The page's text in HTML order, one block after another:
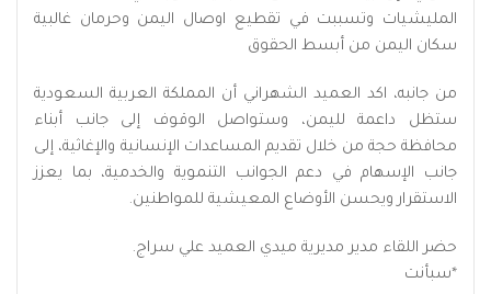
المليشيات وتسببت في تقطيع اوصال اليمن وحرمان غالبية
سكان اليمن من أبسط الحقوق
من جانبه، اكد العميد الشهراني أن المملكة العربية السعودية
ستظل داعمة لليمن، وستواصل الوقوف إلى جانب أبناء
محافظة حجة من خلال تقديم المساعدات الإنسانية والإغاثية، إلى
جانب الإسهام في دعم الجوانب التنموية والخدمية، بما يعزز
الاستقرار ويحسن الأوضاع المعيشية للمواطنين.
حضر اللقاء مدير مديرية ميدي العميد علي سراج.
*سبأنت